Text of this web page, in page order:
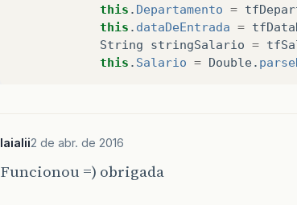
this . Departamento =
this . dataDeEntrada =
String
stringSalario =
this . Salario = Double.
laialii2 de abr. de 2016
Funcionou =) obrigada